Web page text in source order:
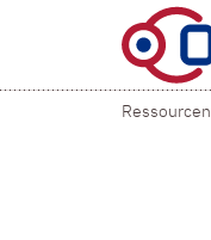
Zum Inhalt springen
Ressourcen